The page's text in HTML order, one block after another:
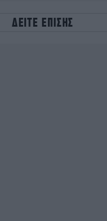
ΔΕΙΤΕ ΕΠΙΣΗΣ